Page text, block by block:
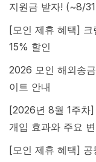
지원금 받자! (~8/
[모인 제휴 혜택]
15% 할인
2026 모인 해외송
이트 안내
[2026년 8월 1주차
개입 효과와 주요
[모인 제휴 혜택]